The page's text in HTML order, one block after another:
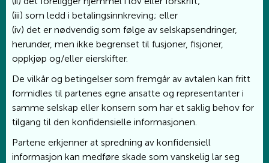
(iii) som ledd i betalingsinnkreving; eller
(iv) det er nødvendig som følge av selskapsendringer,
herunder, men ikke begrenset til fusjoner, fisjoner,
oppkjøp og/eller eierskifter.
De vilkår og betingelser som fremgår av avtalen kan fritt
formidles til partenes egne ansatte og representanter i
samme selskap eller konsern som har et saklig behov for
tilgang til den konfidensielle informasjonen.
Partene erkjenner at spredning av konfidensiell
informasjon kan medføre skade som vanskelig lar seg